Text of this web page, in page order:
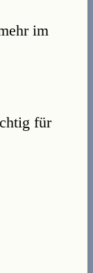
im
für